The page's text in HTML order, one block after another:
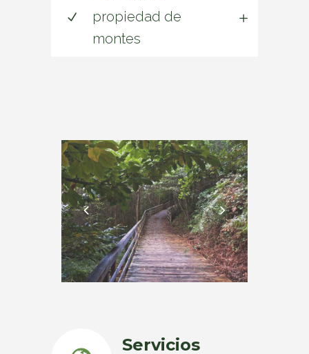
propiedad de
montes
Servicios